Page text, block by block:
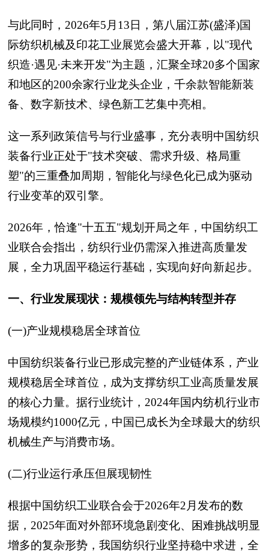
与此同时，2026年5月13日，第八届江苏(盛泽)国
际纺织机械及印花工业展览会盛大开幕，以"现代
织造·遇见·未来开发"为主题，汇聚全球20多个国家
和地区的200余家行业龙头企业，千余款智能新装
备、数字新技术、绿色新工艺集中亮相。
这一系列政策信号与行业盛事，充分表明中国纺织
装备行业正处于"技术突破、需求升级、格局重
塑"的三重叠加周期，智能化与绿色化已成为驱动
行业变革的双引擎。
2026年，恰逢"十五五"规划开局之年，中国纺织工
业联合会指出，纺织行业仍需深入推进高质量发
展，全力巩固平稳运行基础，实现向好向新起步。
一、行业发展现状：规模领先与结构转型并存
(一)产业规模稳居全球首位
中国纺织装备行业已形成完整的产业链体系，产业
规模稳居全球首位，成为支撑纺织工业高质量发展
的核心力量。据行业统计，2024年国内纺机行业市
场规模约1000亿元，中国已成长为全球最大的纺织
机械生产与消费市场。
(二)行业运行承压但展现韧性
根据中国纺织工业联合会于2026年2月发布的数
据，2025年面对外部环境急剧变化、困难挑战明显
增多的复杂形势，我国纺织行业坚持稳中求进，全